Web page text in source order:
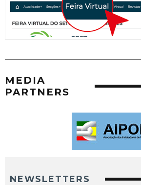
MEDIA
PARTNERS
NEWSLETTERS